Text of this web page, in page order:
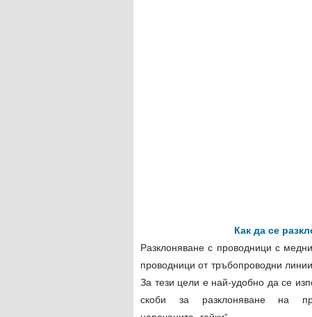
Как да се
Разклоняване с проводници с
проводници от тръбопроводни
За тези цели е най-удобно да се
скоби за разклоняване на